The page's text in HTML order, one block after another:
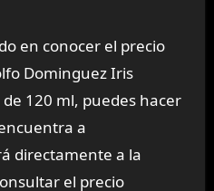
en conocer el precio
Dominguez Iris
120 ml, puedes hacer
a
directamente a la
el precio